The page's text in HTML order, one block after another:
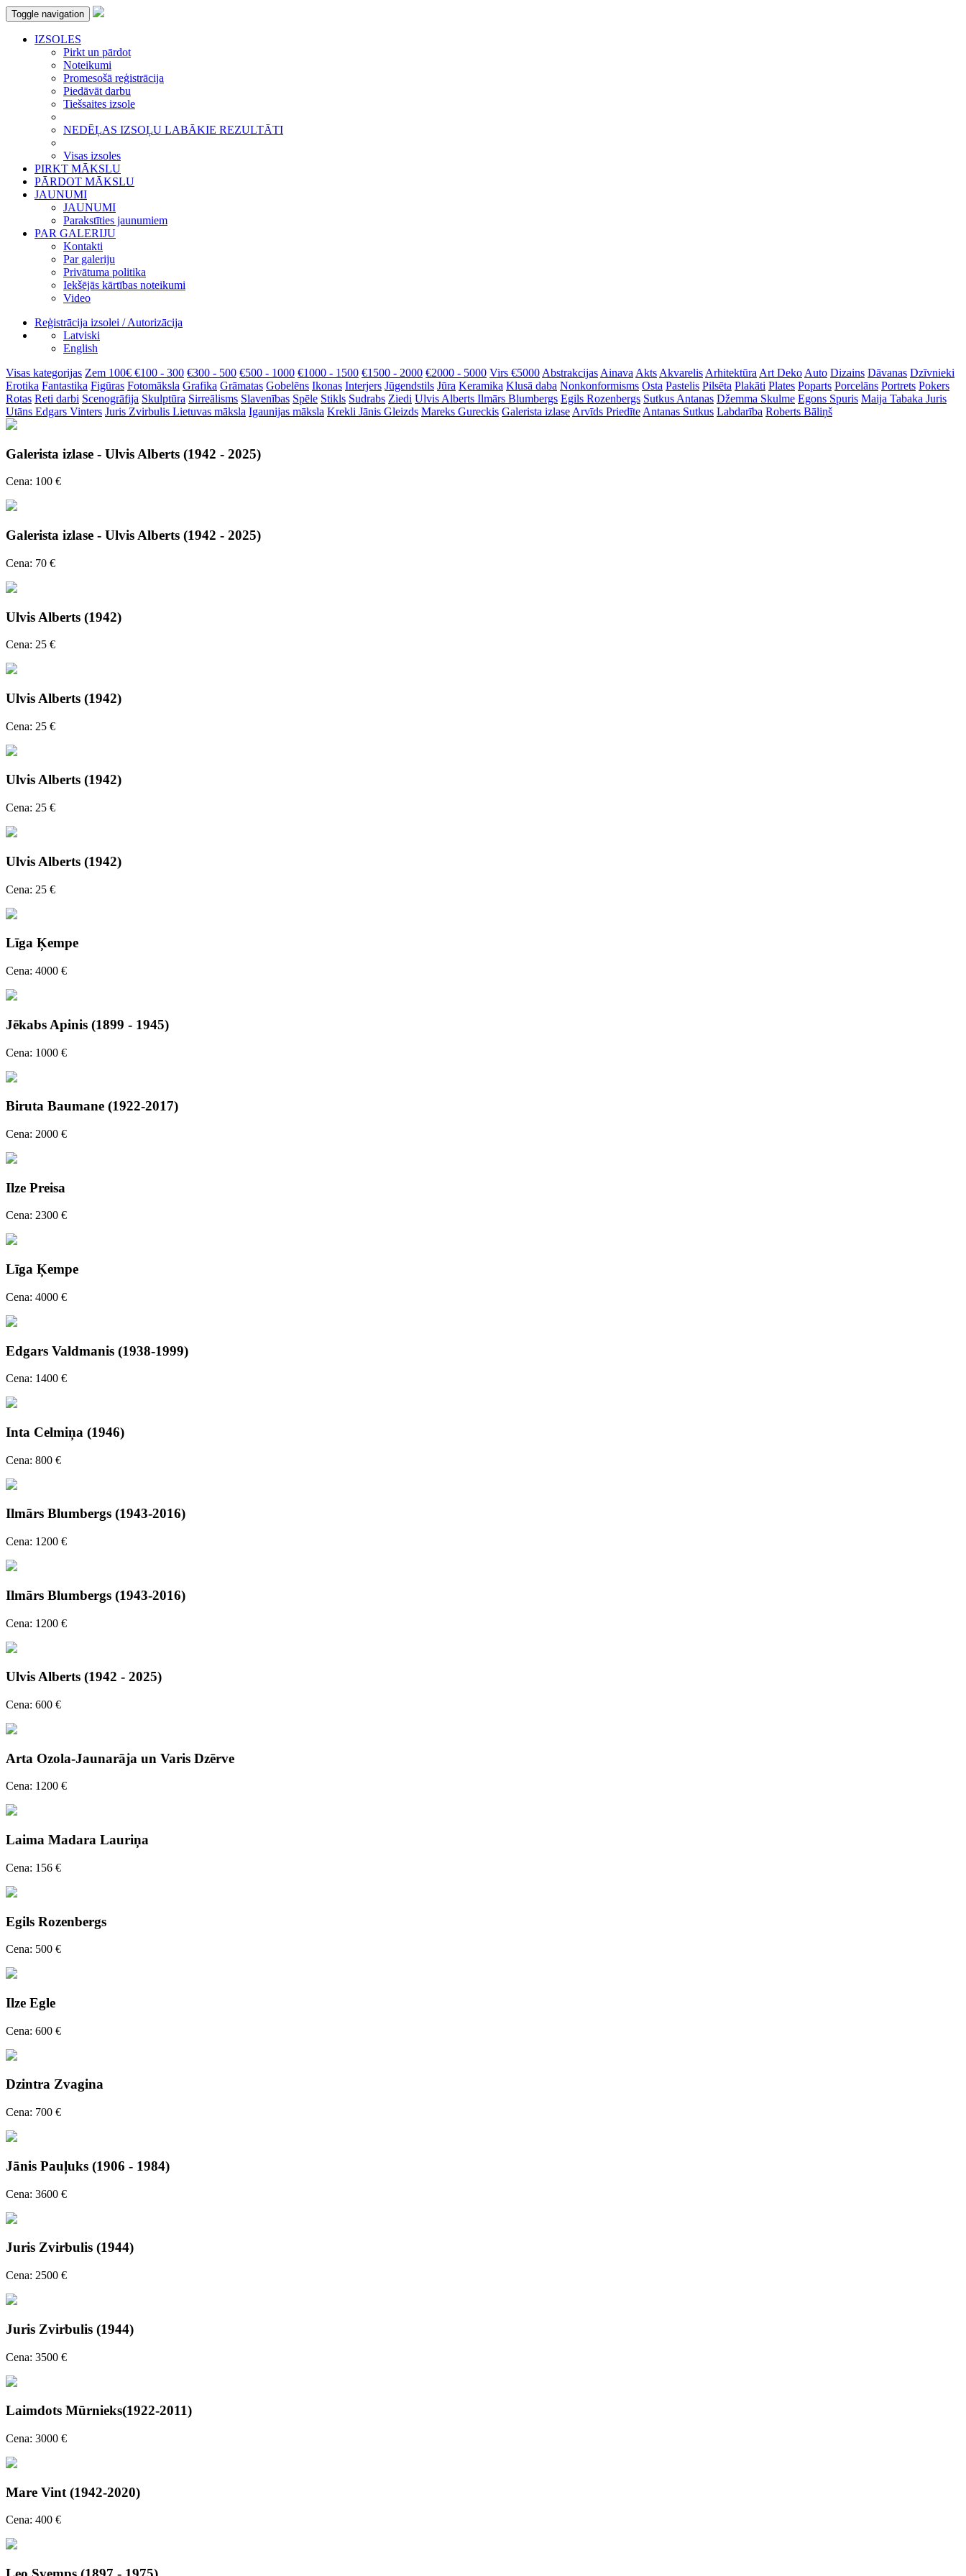
Toggle navigation
IZSOLES
Pirkt un pārdot
Noteikumi
Promesošā reģistrācija
Piedāvāt darbu
Tiešsaites izsole
NEDĒĻAS IZSOĻU LABĀKIE REZULTĀTI
Visas izsoles
PIRKT MĀKSLU
PĀRDOT MĀKSLU
JAUNUMI
JAUNUMI
Parakstīties jaunumiem
PAR GALERIJU
Kontakti
Par galeriju
Privātuma politika
Iekšējās kārtības noteikumi
Video
Reģistrācija izsolei / Autorizācija
Latviski
English
Visas kategorijas Zem 100€ €100 - 300 €300 - 500 €500 - 1000 €1000 - 1500 €1500 - 2000 €2000 - 5000 Virs €5000 Abstrakcijas Ainava Akts Akvarelis Arhitektūra Art Deko Auto Dizains Dāvanas Dzīvnieki
Erotika Fantastika Figūras Fotomāksla Grafika Grāmatas Gobelēns Ikonas Interjers Jūgendstils Jūra Keramika Klusā daba Nonkonformisms Osta Pastelis Pilsēta Plakāti Plates Poparts Porcelāns Portrets Pokers
Rotas Reti darbi Scenogrāfija Skulptūra Sirreālisms Slavenības Spēle Stikls Sudrabs Ziedi Ulvis Alberts Ilmārs Blumbergs Egils Rozenbergs Sutkus Antanas Džemma Skulme Egons Spuris Maija Tabaka Juris
Utāns Edgars Vinters Juris Zvirbulis Lietuvas māksla Igaunijas māksla Krekli Jānis Gleizds Mareks Gureckis Galerista izlase Arvīds Priedīte Antanas Sutkus Labdarība Roberts Bāliņš
Galerista izlase - Ulvis Alberts (1942 - 2025)
Cena: 100 €
Galerista izlase - Ulvis Alberts (1942 - 2025)
Cena: 70 €
Ulvis Alberts (1942)
Cena: 25 €
Ulvis Alberts (1942)
Cena: 25 €
Ulvis Alberts (1942)
Cena: 25 €
Ulvis Alberts (1942)
Cena: 25 €
Līga Ķempe
Cena: 4000 €
Jēkabs Apinis (1899 - 1945)
Cena: 1000 €
Biruta Baumane (1922-2017)
Cena: 2000 €
Ilze Preisa
Cena: 2300 €
Līga Ķempe
Cena: 4000 €
Edgars Valdmanis (1938-1999)
Cena: 1400 €
Inta Celmiņa (1946)
Cena: 800 €
Ilmārs Blumbergs (1943-2016)
Cena: 1200 €
Ilmārs Blumbergs (1943-2016)
Cena: 1200 €
Ulvis Alberts (1942 - 2025)
Cena: 600 €
Arta Ozola-Jaunarāja un Varis Dzērve
Cena: 1200 €
Laima Madara Lauriņa
Cena: 156 €
Egils Rozenbergs
Cena: 500 €
Ilze Egle
Cena: 600 €
Dzintra Zvagina
Cena: 700 €
Jānis Pauļuks (1906 - 1984)
Cena: 3600 €
Juris Zvirbulis (1944)
Cena: 2500 €
Juris Zvirbulis (1944)
Cena: 3500 €
Laimdots Mūrnieks(1922-2011)
Cena: 3000 €
Mare Vint (1942-2020)
Cena: 400 €